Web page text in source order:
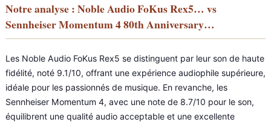
Notre analyse : Noble Audio FoKus Rex5… vs
Sennheiser Momentum 4 80th Anniversary…
Les Noble Audio FoKus Rex5 se distinguent par leur son de haute
fidélité, noté 9.1/10, offrant une expérience audiophile supérieure,
idéale pour les passionnés de musique. En revanche, les
Sennheiser Momentum 4, avec une note de 8.7/10 pour le son,
équilibrent une qualité audio acceptable et une excellente